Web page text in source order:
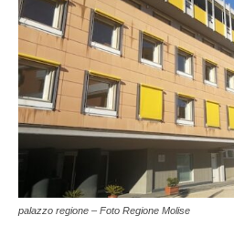
palazzo regione – Foto Regione Molise